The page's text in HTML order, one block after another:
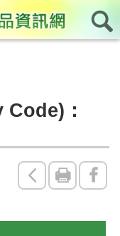
：
回
友